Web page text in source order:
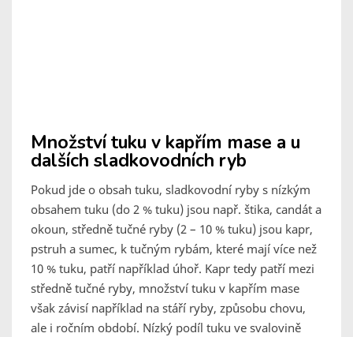
Množství tuku v kapřím mase a u
dalších sladkovodních ryb
Pokud jde o obsah tuku, sladkovodní ryby s nízkým
obsahem tuku (do 2 % tuku) jsou např. štika, candát a
okoun, středně tučné ryby (2 – 10 % tuku) jsou kapr,
pstruh a sumec, k tučným rybám, které mají více než
10 % tuku, patří například úhoř. Kapr tedy patří mezi
středně tučné ryby, množství tuku v kapřím mase
však závisí například na stáří ryby, způsobu chovu,
ale i ročním období. Nízký podíl tuku ve svalovině